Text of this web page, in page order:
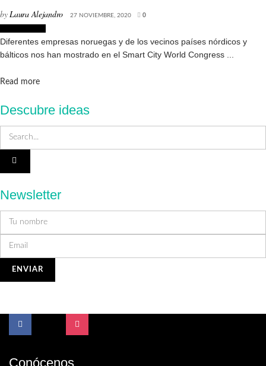
by Laura Alejandro 27 NOVIEMBRE, 2020 0
Diferentes empresas noruegas y de los vecinos países nórdicos y
bálticos nos han mostrado en el Smart City World Congress ...
Read moreDetails
Descubre ideas
Newsletter
Conócenos